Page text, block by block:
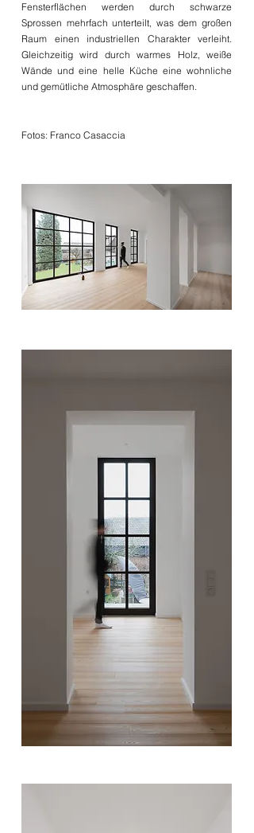
Fensterflächen werden durch schwarze
Sprossen mehrfach unterteilt, was dem großen
Raum einen industriellen Charakter verleiht.
Gleichzeitig wird durch warmes Holz, weiße
Wände und eine helle Küche eine wohnliche
und gemütliche Atmosphäre geschaffen.
Fotos: Franco Casaccia